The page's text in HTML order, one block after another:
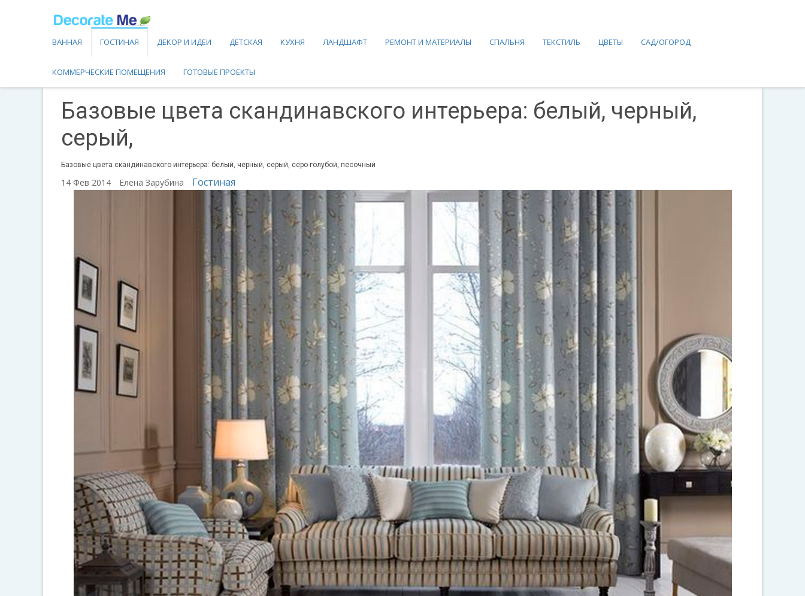
ВАННАЯ ГОСТИНАЯ ДЕКОР И ИДЕИ ДЕТСКАЯ КУХНЯ ЛАНДШАФТ РЕМОНТ И МАТЕРИАЛЫ СПАЛЬНЯ ТЕКСТИЛЬ ЦВЕТЫ САД/ОГОРОД
КОММЕРЧЕСКИЕ ПОМЕЩЕНИЯ ГОТОВЫЕ ПРОЕКТЫ
Базовые цвета скандинавского интерьера: белый, черный,
серый,
Базовые цвета скандинавского интерьера: белый, черный, серый, серо-голубой, песочный
14 Фев 2014 Елена Зарубина Гостиная